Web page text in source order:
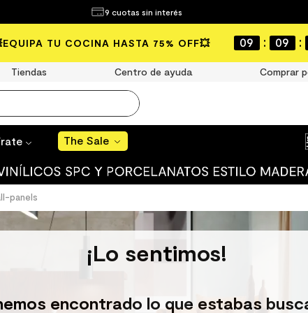
9 cuotas sin interés
TU COCINA HASTA 75% OFF💥 09 : 09 :
Tiendas Centro de ayuda Comprar
The Sale
Sale
¿Qué estás buscando?
mate
panels
¡Lo sentimos!
encontrado lo que estabas